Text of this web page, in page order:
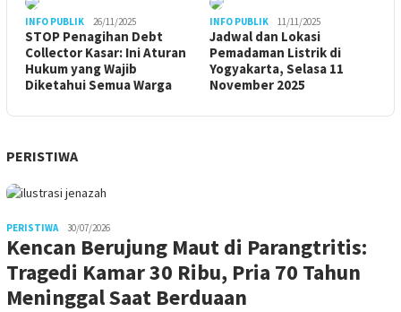
INFO PUBLIK 26/11/2025
STOP Penagihan Debt
Collector Kasar: Ini Aturan
Hukum yang Wajib
Diketahui Semua Warga
INFO PUBLIK 11/11/2025
Jadwal dan Lokasi
Pemadaman Listrik di
Yogyakarta, Selasa 11
November 2025
PERISTIWA
PERISTIWA 30/07/2026
Kencan Berujung Maut di Parangtritis:
Tragedi Kamar 30 Ribu, Pria 70 Tahun
Meninggal Saat Berduaan